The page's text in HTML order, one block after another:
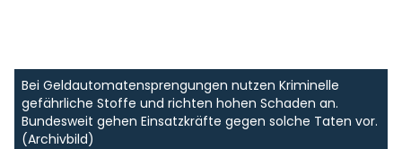
Bei Geldautomatensprengungen nutzen Kriminelle
gefährliche Stoffe und richten hohen Schaden an.
Bundesweit gehen Einsatzkräfte gegen solche Taten vor.
(Archivbild)